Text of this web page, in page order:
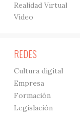
Realidad Virtual
Vídeo
REDES
Cultura digital
Empresa
Formación
Legislación